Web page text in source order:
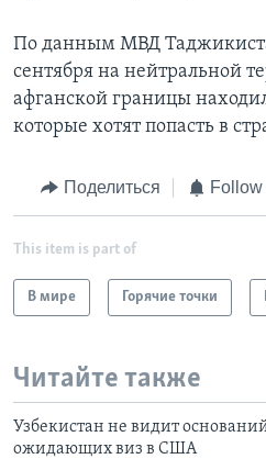
По данным МВД
сентября на нейтральной
афганской границы
которые хотят попасть в
Поделиться Follow
This item is part of
В мире Горячие точки
Читайте также
Узбекистан не видит
ожидающих виз в США